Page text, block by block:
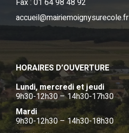
accueil@mairiemoignysurecole.fr
HORAIRES D’OUVERTURE
Lundi, mercredi et jeudi
9h30-12h30–14h30-17h30
Mardi
9h30-12h30– 14h30-18h30